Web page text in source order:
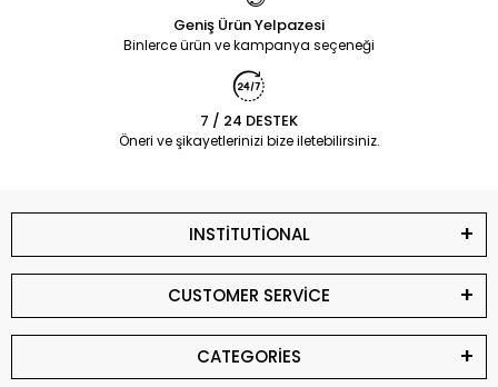
Geniş Ürün Yelpazesi
Binlerce ürün ve kampanya seçeneği
7 / 24 DESTEK
Öneri ve şikayetlerinizi bize iletebilirsiniz.
INSTİTUTİONAL
CUSTOMER SERVİCE
CATEGORİES